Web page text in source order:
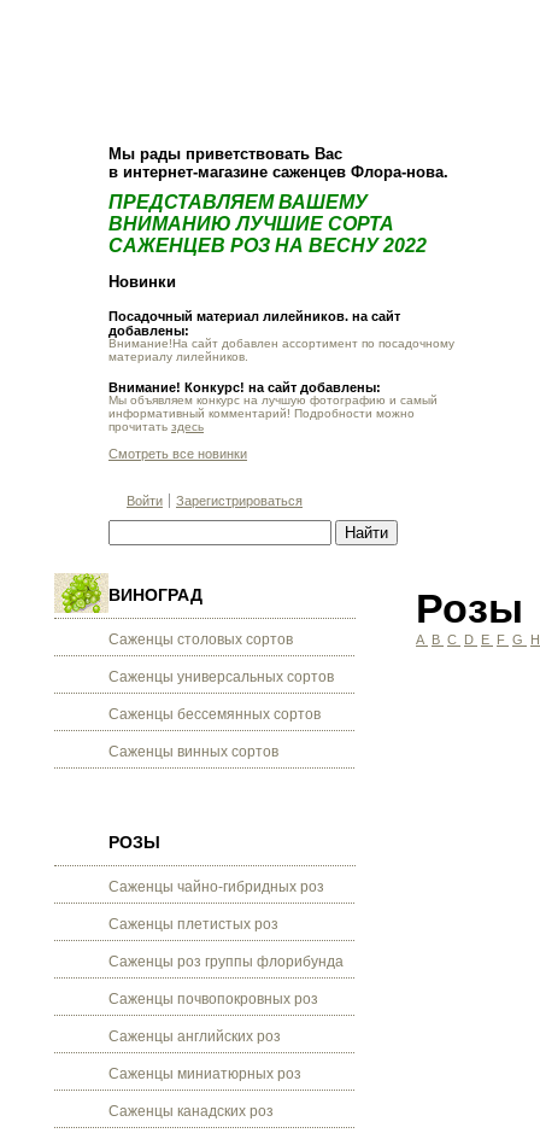
Мы рады приветствовать Вас
в интернет-магазине саженцев Флора-нова.
ПРЕДСТАВЛЯЕМ ВАШЕМУ
ВНИМАНИЮ ЛУЧШИЕ СОРТА
САЖЕНЦЕВ РОЗ НА ВЕСНУ 2022
Новинки
Посадочный материал лилейников. на сайт
добавлены:
Внимание!На сайт добавлен ассортимент по посадочному
материалу лилейников.
Внимание! Конкурс! на сайт добавлены:
Мы объявляем конкурс на лучшую фотографию и самый
информативный комментарий! Подробности можно
прочитать здесь
Смотреть все новинки
Войти Зарегистрироваться
ВИНОГРАД
Саженцы столовых сортов
Саженцы универсальных сортов
Саженцы бессемянных сортов
Саженцы винных сортов
РОЗЫ
Саженцы чайно-гибридных роз
Саженцы плетистых роз
Саженцы роз группы флорибунда
Саженцы почвопокровных роз
Саженцы английских роз
Саженцы миниатюрных роз
Саженцы канадских роз
Розы
A B C D E F G